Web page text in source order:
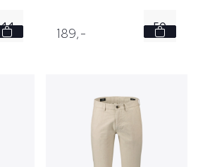
44 189,- 50